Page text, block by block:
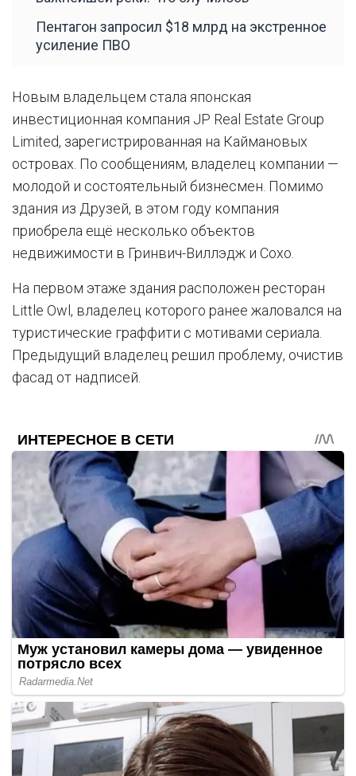
Пентагон запросил $18 млрд на экстренное
усиление ПВО
Новым владельцем стала японская
инвестиционная компания JP Real Estate Group
Limited, зарегистрированная на Каймановых
островах. По сообщениям, владелец компании —
молодой и состоятельный бизнесмен. Помимо
здания из Друзей, в этом году компания
приобрела ещё несколько объектов
недвижимости в Гринвич-Виллэдж и Сохо.
На первом этаже здания расположен ресторан
Little Owl, владелец которого ранее жаловался на
туристические граффити с мотивами сериала.
Предыдущий владелец решил проблему, очистив
фасад от надписей.